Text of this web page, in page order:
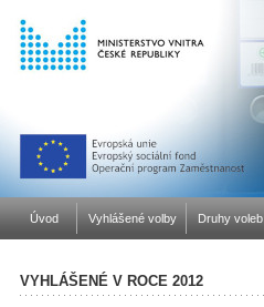
Úvod Vyhlášené volby Druhy voleb
VYHLÁŠENÉ V ROCE 2012